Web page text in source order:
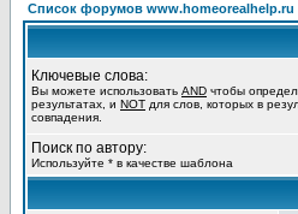
Список форумов www.homeorealhelp.ru
Ключевые слова:
Вы можете использовать AND чтобы
результатах, и NOT для слов, которых в
совпадения.
Поиск по автору:
Используйте * в качестве шаблона